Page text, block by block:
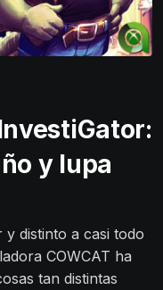
y lupa
distinto a casi todo
COWCAT ha
tan distintas